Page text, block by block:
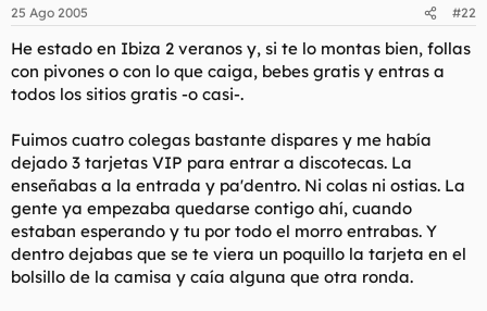
25 Ago 2005 #22
He estado en Ibiza 2 veranos y, si te lo montas bien, follas
con pivones o con lo que caiga, bebes gratis y entras a
todos los sitios gratis -o casi-.
Fuimos cuatro colegas bastante dispares y me había
dejado 3 tarjetas VIP para entrar a discotecas. La
enseñabas a la entrada y pa'dentro. Ni colas ni ostias. La
gente ya empezaba quedarse contigo ahí, cuando
estaban esperando y tu por todo el morro entrabas. Y
dentro dejabas que se te viera un poquillo la tarjeta en el
bolsillo de la camisa y caía alguna que otra ronda.